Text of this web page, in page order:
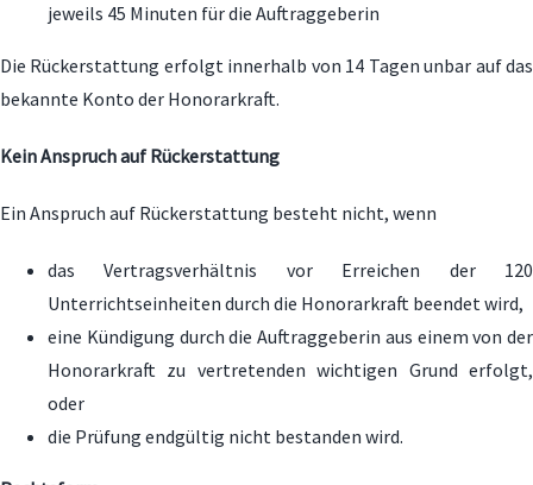
jeweils 45 Minuten für die Auftraggeberin
Die Rückerstattung erfolgt innerhalb von 14 Tagen unbar auf das
bekannte Konto der Honorarkraft.
Kein Anspruch auf Rückerstattung
Ein Anspruch auf Rückerstattung besteht nicht, wenn
das Vertragsverhältnis vor Erreichen der 120
Unterrichtseinheiten durch die Honorarkraft beendet wird,
eine Kündigung durch die Auftraggeberin aus einem von der
Honorarkraft zu vertretenden wichtigen Grund erfolgt,
oder
die Prüfung endgültig nicht bestanden wird.